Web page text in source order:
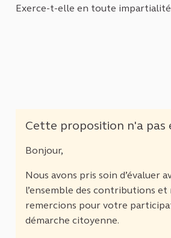
Exerce-t-elle en toute impartialité
Cette proposition n'a pas
Bonjour,
Nous avons pris soin d’évaluer
l’ensemble des contributions et
remercions pour votre
démarche citoyenne.